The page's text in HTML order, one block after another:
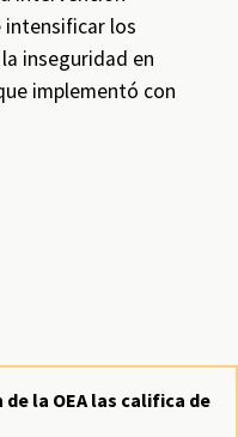
los
inseguridad en
implementó con
la OEA las califica de